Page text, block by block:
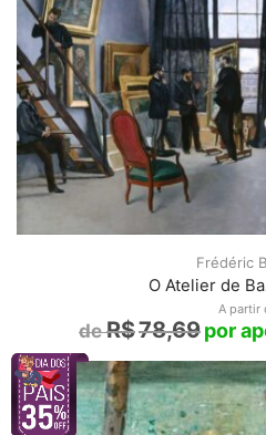
Frédéric
O Atelier de
A partir
R$78,69